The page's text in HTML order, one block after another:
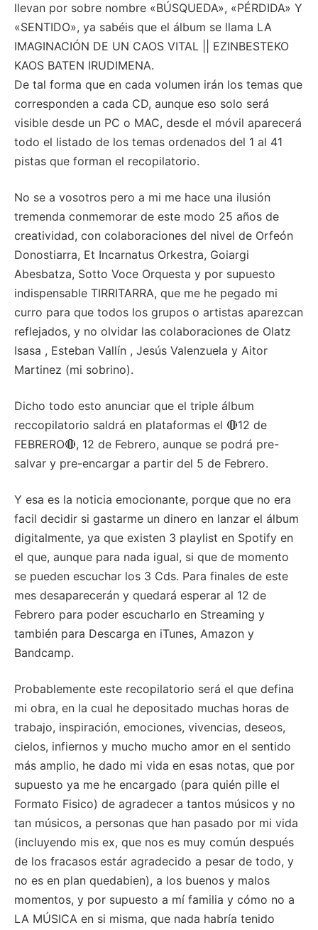
llevan por sobre nombre «BÚSQUEDA», «PÉRDIDA» Y
«SENTIDO», ya sabéis que el álbum se llama LA
IMAGINACIÓN DE UN CAOS VITAL || EZINBESTEKO
KAOS BATEN IRUDIMENA.
De tal forma que en cada volumen irán los temas que
corresponden a cada CD, aunque eso solo será
visible desde un PC o MAC, desde el móvil aparecerá
todo el listado de los temas ordenados del 1 al 41
pistas que forman el recopilatorio.
No se a vosotros pero a mi me hace una ilusión
tremenda conmemorar de este modo 25 años de
creatividad, con colaboraciones del nivel de Orfeón
Donostiarra, Et Incarnatus Orkestra, Goiargi
Abesbatza, Sotto Voce Orquesta y por supuesto
indispensable TIRRITARRA, que me he pegado mi
curro para que todos los grupos o artistas aparezcan
reflejados, y no olvidar las colaboraciones de Olatz
Isasa , Esteban Vallín , Jesús Valenzuela y Aitor
Martinez (mi sobrino).
Dicho todo esto anunciar que el triple álbum
reccopilatorio saldrá en plataformas el 🔴12 de
FEBRERO🔴, 12 de Febrero, aunque se podrá pre-
salvar y pre-encargar a partir del 5 de Febrero.
Y esa es la noticia emocionante, porque que no era
facil decidir si gastarme un dinero en lanzar el álbum
digitalmente, ya que existen 3 playlist en Spotify en
el que, aunque para nada igual, si que de momento
se pueden escuchar los 3 Cds. Para finales de este
mes desaparecerán y quedará esperar al 12 de
Febrero para poder escucharlo en Streaming y
también para Descarga en iTunes, Amazon y
Bandcamp.
Probablemente este recopilatorio será el que defina
mi obra, en la cual he depositado muchas horas de
trabajo, inspiración, emociones, vivencias, deseos,
cielos, infiernos y mucho mucho amor en el sentido
más amplio, he dado mi vida en esas notas, que por
supuesto ya me he encargado (para quién pille el
Formato Fisico) de agradecer a tantos músicos y no
tan músicos, a personas que han pasado por mi vida
(incluyendo mis ex, que nos es muy común después
de los fracasos estár agradecido a pesar de todo, y
no es en plan quedabien), a los buenos y malos
momentos, y por supuesto a mí familia y cómo no a
LA MÚSICA en si misma, que nada habría tenido